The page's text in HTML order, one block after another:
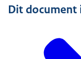
Dit document